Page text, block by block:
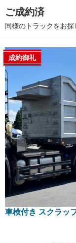
ご成約済
同様のトラックをお
成約御礼
車検付き スクラッ